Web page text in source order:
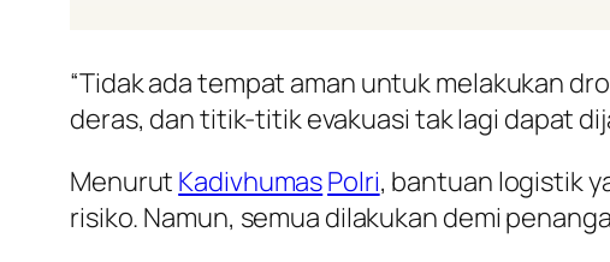
“Tidak ada tempat aman untuk melakukan
deras, dan titik-titik evakuasi tak lagi dapat
Menurut KadivhumasPolri, bantuan logistik
risiko. Namun, semua dilakukan demi